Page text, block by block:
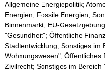
Allgemeine Energiepolitik;
Energien; Fossile Energien;
Binnenmarkt; EU-
"Gesundheit"; Öffentliche
Stadtentwicklung; Sonstiges im
Wohnungswesen"; Öffentliches
Zivilrecht; Sonstiges im Bereich